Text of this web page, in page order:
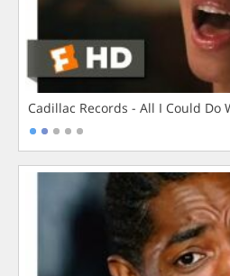
Cadillac Records - All I Could Do